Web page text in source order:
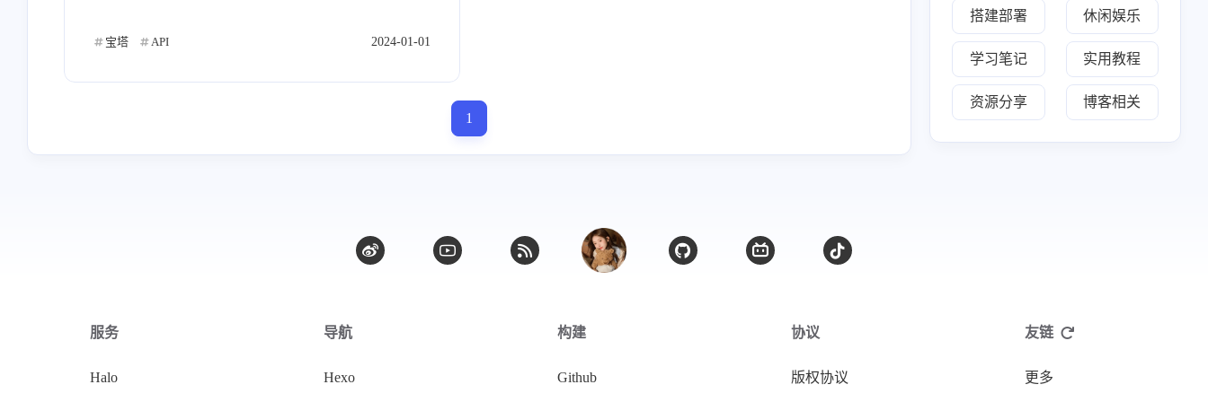
篇
宝塔 API 2024-01-01
1
搭建部署 休闲娱乐
学习笔记 实用教程
资源分享 博客相关
服务
Halo
导航
Hexo
构建
Github
协议
版权协议
友链
更多